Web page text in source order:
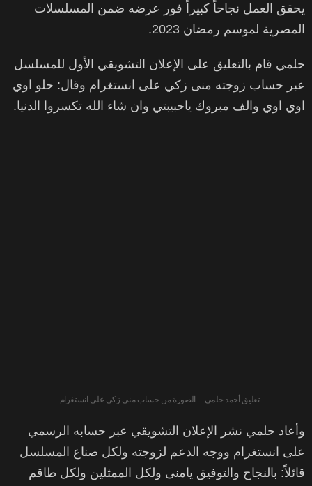
يحقق العمل نجاحاً كبيراً فور عرضه ضمن المسلسلات
المصرية لموسم رمضان 2023.
حلمي قام بالتعليق على الإعلان التشويقي الأول للمسلسل
عبر حساب زوجته منى زكي على انستغرام وقال: حلو اوي
اوي اوي والف مبروك ياحبيبتي وان شاء الله تكسروا الدنيا.
تعليق أحمد حلمي – الصورة من حساب منى زكي على انستغرام
وأعاد حلمي نشر الإعلان التشويقي عبر حسابه الرسمي
على انستغرام ووجه الدعم لزوجته ولكل صناع المسلسل
قائلاً: بالنجاح والتوفيق يامنى ولكل الممثلين ولكل طاقم